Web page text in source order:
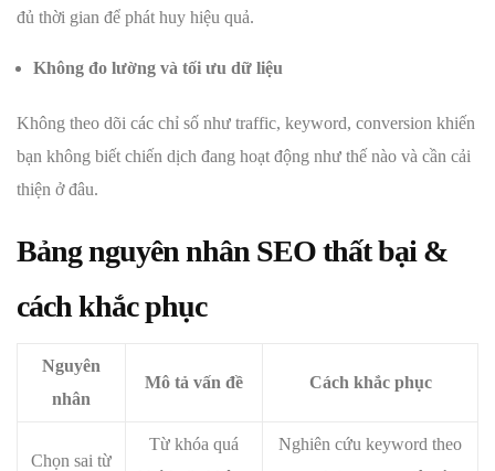
đủ thời gian để phát huy hiệu quả.
Không đo lường và tối ưu dữ liệu
Không theo dõi các chỉ số như traffic, keyword, conversion khiến
bạn không biết chiến dịch đang hoạt động như thế nào và cần cải
thiện ở đâu.
Bảng nguyên nhân SEO thất bại &
cách khắc phục
Nguyên
nhân
Mô tả vấn đề Cách khắc phục
Chọn sai từ
Từ khóa quá
Nghiên cứu keyword theo